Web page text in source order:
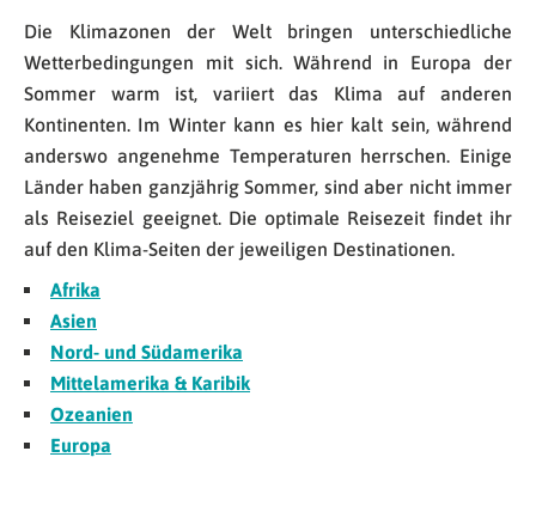
Die Klimazonen der Welt bringen unterschiedliche
Wetterbedingungen mit sich. Während in Europa der
Sommer warm ist, variiert das Klima auf anderen
Kontinenten. Im Winter kann es hier kalt sein, während
anderswo angenehme Temperaturen herrschen. Einige
Länder haben ganzjährig Sommer, sind aber nicht immer
als Reiseziel geeignet. Die optimale Reisezeit findet ihr
auf den Klima-Seiten der jeweiligen Destinationen.
Afrika
Asien
Nord- und Südamerika
Mittelamerika & Karibik
Ozeanien
Europa